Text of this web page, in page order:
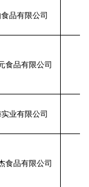
品有限公司
食品有限公司
业有限公司
食品有限公司